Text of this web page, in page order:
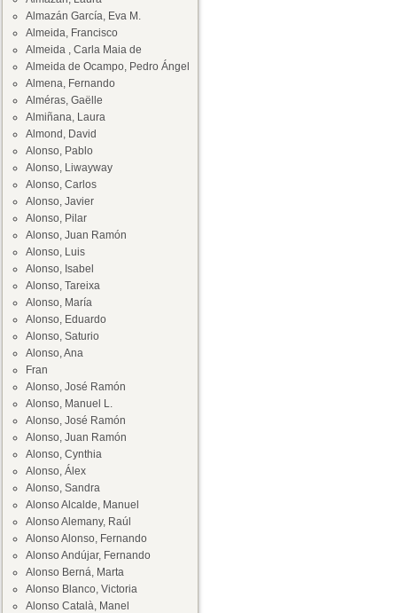
Almazán García, Eva M.
Almeida, Francisco
Almeida , Carla Maia de
Almeida de Ocampo, Pedro Ángel
Almena, Fernando
Alméras, Gaëlle
Almiñana, Laura
Almond, David
Alonso, Pablo
Alonso, Liwayway
Alonso, Carlos
Alonso, Javier
Alonso, Pilar
Alonso, Juan Ramón
Alonso, Luis
Alonso, Isabel
Alonso, Tareixa
Alonso, María
Alonso, Eduardo
Alonso, Saturio
Alonso, Ana
Fran
Alonso, José Ramón
Alonso, Manuel L.
Alonso, José Ramón
Alonso, Juan Ramón
Alonso, Cynthia
Alonso, Álex
Alonso, Sandra
Alonso Alcalde, Manuel
Alonso Alemany, Raúl
Alonso Alonso, Fernando
Alonso Andújar, Fernando
Alonso Berná, Marta
Alonso Blanco, Victoria
Alonso Català, Manel